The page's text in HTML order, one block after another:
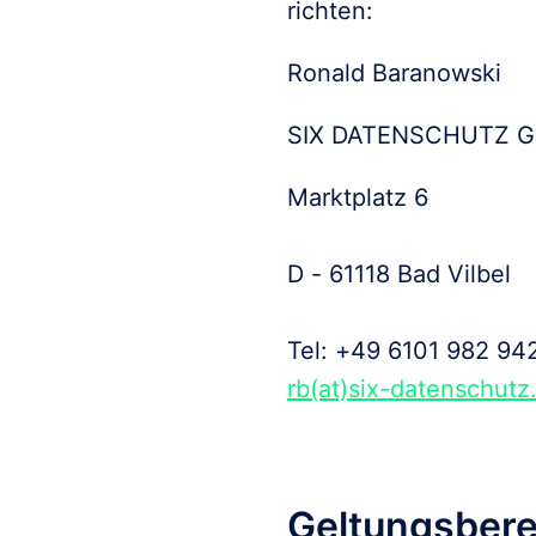
richten:
Ronald Baranowski
SIX DATENSCHUTZ
Marktplatz 6
D - 61118 Bad Vilbel
rb(at)six-